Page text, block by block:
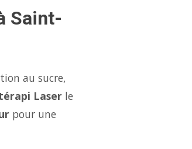
Saint-
au sucre,
Laser le
pour une